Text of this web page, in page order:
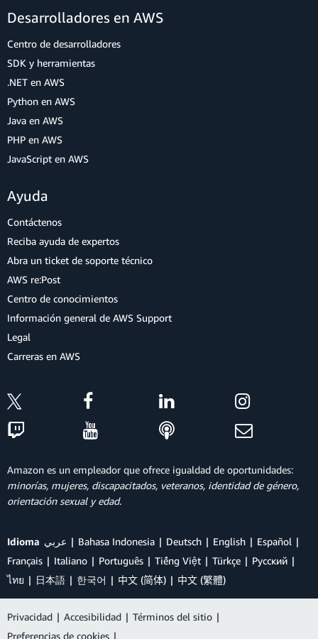
Desarrolladores en AWS
Centro de desarrolladores
SDK y herramientas
.NET en AWS
Python en AWS
Java en AWS
PHP en AWS
JavaScript en AWS
Ayuda
Contáctenos
Reciba ayuda de expertos
Abra un ticket de soporte técnico
AWS re:Post
Centro de conocimientos
Información general de AWS Support
Legal
Carreras en AWS
Amazon es un empleador que ofrece igualdad de oportunidades:
minorías, mujeres, discapacitados, veteranos, identidad de género,
orientación sexual y edad.
Idioma عربي Bahasa Indonesia Deutsch English
Español
Français
Italiano Português Tiếng Việt Türkçe
Ρусский
ไทย
日本語 한국어 中文 (简体) 中文 (繁體)
Privacidad | Accesibilidad | Términos del sitio |
Preferencias de cookies |